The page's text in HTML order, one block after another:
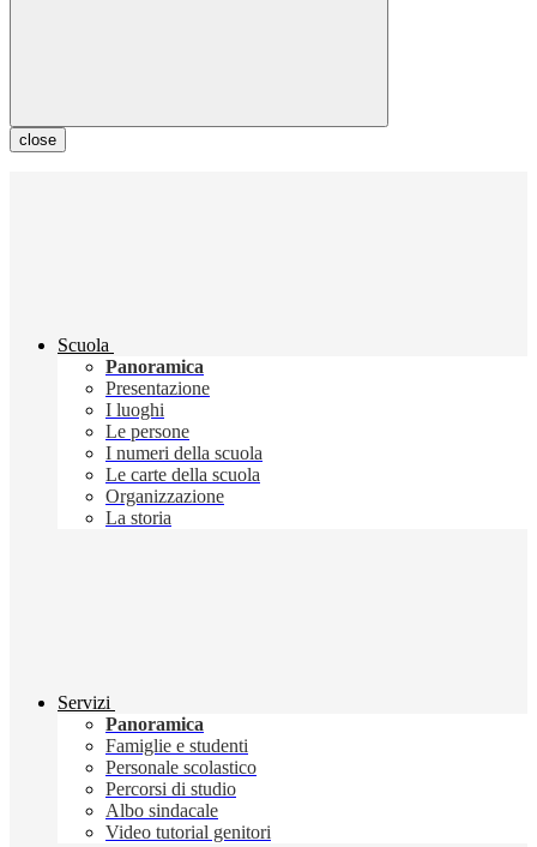
close
Scuola
Panoramica
Presentazione
I luoghi
Le persone
I numeri della scuola
Le carte della scuola
Organizzazione
La storia
Servizi
Panoramica
Famiglie e studenti
Personale scolastico
Percorsi di studio
Albo sindacale
Video tutorial genitori